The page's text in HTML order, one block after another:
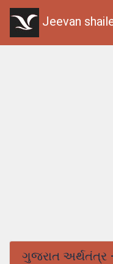
Jeevan
ગુજરાત અર્થતંત્ર